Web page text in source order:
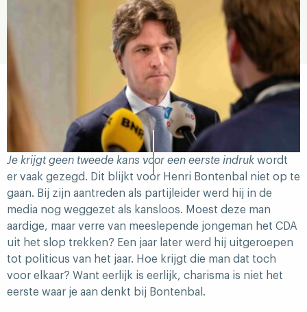
Je krijgt geen tweede kans voor een eerste indruk wordt
er vaak gezegd. Dit blijkt voor Henri Bontenbal niet op te
gaan. Bij zijn aantreden als partijleider werd hij in de
media nog weggezet als kansloos. Moest deze man
aardige, maar verre van meeslepende jongeman het CDA
uit het slop trekken? Een jaar later werd hij uitgeroepen
tot politicus van het jaar. Hoe krijgt die man dat toch
voor elkaar? Want eerlijk is eerlijk, charisma is niet het
eerste waar je aan denkt bij Bontenbal.